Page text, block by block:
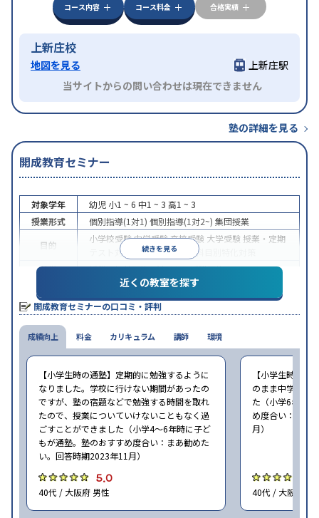
コース内容
コース料金 合格実績
上新庄校
地図を見る
上新庄駅
当サイトからの問い合わせは現在できません
塾の詳細を見る
開成教育セミナー
続きを見る
対象学年 幼児 小1 ~ 6 中1 ~ 3 高1 ~ 3
授業形式
個別指導(1対1) 個別指導(1対2~) 集団授業
目的
小学校受験中学受験高校受験 大学受験 授業・定期
テスト対策
学習習慣の定着
科目別特化対策
特徴
授業の振替可能1科目から受講可能
小学校高学年の集団塾アンケート調査方法
近くの教室を探す
開成教育セミナーの口コミ・評判
成績向上
【小学生時の通塾】定期的に勉強するように
なりました。学校に行けない期間があったの
ですが、塾の宿題などで勉強する時間を取れ
たので、授業についていけないこともなく過
ごすことができました（小学4〜6年時に子ど
もが通塾。塾のおすすめ度合い：まあ勧めた
い。回答時期2023年11月）
5.0
40代 / 大阪府 男性
【小学生時の通
のまま中学でも
た（小学6年時
め度合い：まあ
月）
40代 / 大阪府 女
料金 カリキュラム 講師 環境